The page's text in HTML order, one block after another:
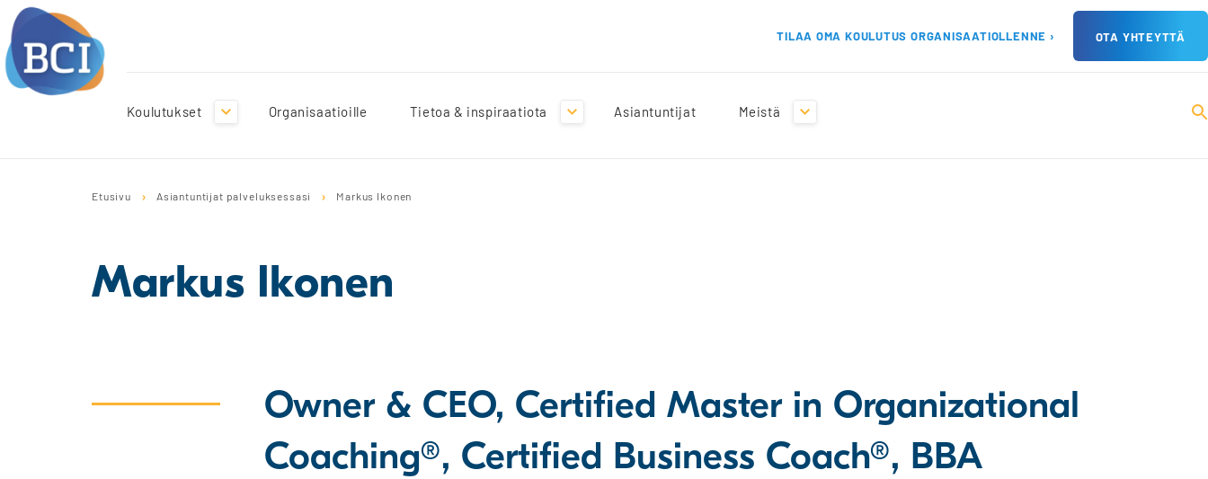
TILAA OMA KOULUTUS ORGANISAATIOLLENNE › OTA YHTEYTTÄ
Koulutukset Organisaatioille Tietoa & inspiraatiota Asiantuntijat Meistä
Etusivu Asiantuntijat palveluksessasi Markus Ikonen
Markus Ikonen
Owner & CEO, Certified Master in Organizational
Coaching®, Certified Business Coach®, BBA